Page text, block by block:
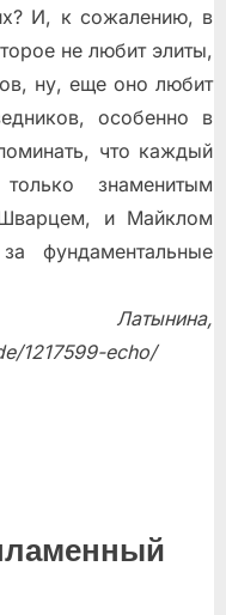
И, к сожалению, в
не любит элиты,
ну, еще оно любит
особенно в
что каждый
знаменитым
и Майклом
фундаментальные
1217599-echo/